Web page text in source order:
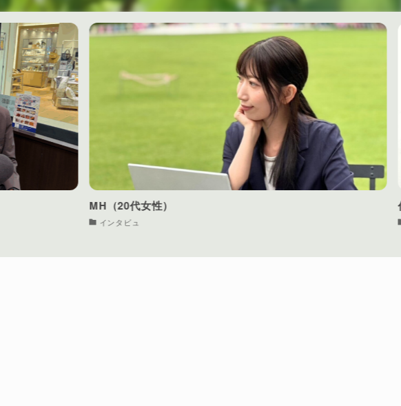
代表取締役社長 上塚 日出登
インタビュ